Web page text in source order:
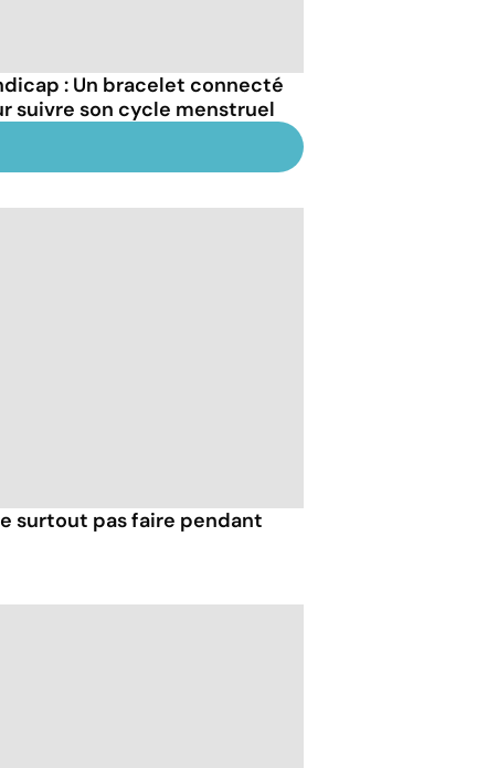
: Un bracelet connecté
suivre son cycle menstruel
surtout pas faire pendant